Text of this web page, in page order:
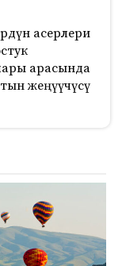
асерлери
арасында
жеңүүчүсү